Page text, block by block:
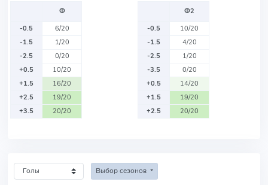
Ф
-0.5
6/20
-1.5
1/20
-2.5
0/20
+0.5
10/20
+1.5
16/20
+2.5
19/20
+3.5
20/20
Ф2
-0.5
10/20
-1.5
4/20
-2.5
1/20
-3.5
0/20
+0.5
14/20
+1.5
19/20
+2.5
20/20
Выбор сезонов